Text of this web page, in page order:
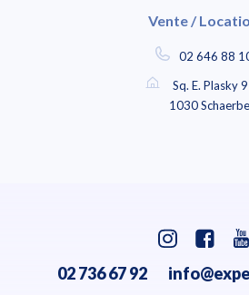
Vente /
02 646 88
Sq. E. Plasky
1030
02 736 67 92